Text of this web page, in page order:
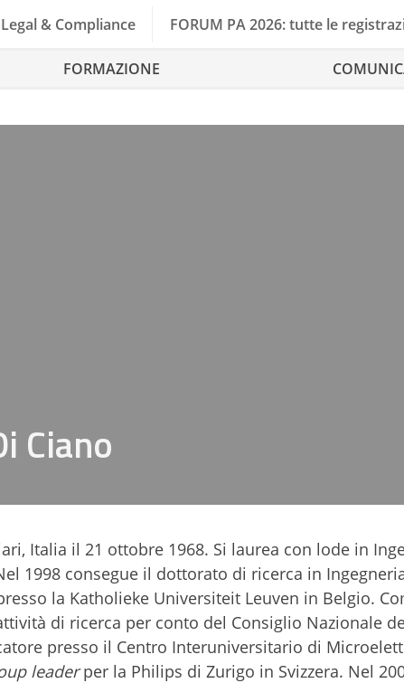
Legal & Compliance FORUM PA 2026: tutte le
FORMAZIONE
Ciano
Italia il 21 ottobre 1968. Si laurea con lode in
1998 consegue il dottorato di ricerca in
la Katholieke Universiteit Leuven in Belgio.
di ricerca per conto del Consiglio Nazionale
presso il Centro Interuniversitario di
leaderper la Philips di Zurigo in Svizzera. Nel